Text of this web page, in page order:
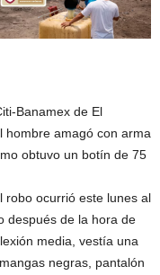
Banamex de El
hombre amagó con arma
obtuvo un botín de 75
robo ocurrió este lunes al
después de la hora de
media, vestía una
negras, pantalón